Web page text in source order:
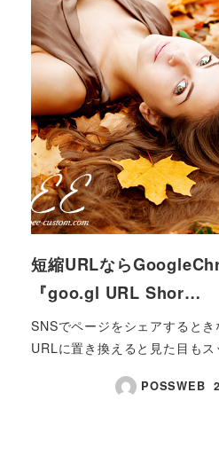
短縮URLなら
『goo.gl URL Shor…
SNSでページをシェアすると
URLに置き換えると見た目も
POSSWEB